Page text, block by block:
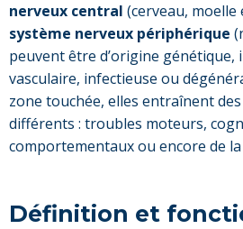
nerveux central (cerveau,
système nerveux périphérique
peuvent être d’origine génétique,
vasculaire, infectieuse ou
zone touchée, elles entraînent
différents : troubles moteurs,
comportementaux ou encore de
Définition et